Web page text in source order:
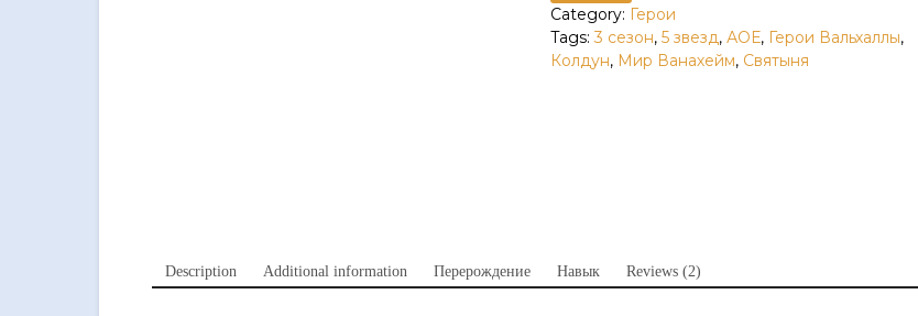
Category: Герои
Tags: 3 сезон, 5 звезд, АОЕ, Герои Вальхаллы,
Колдун, Мир Ванахейм, Святыня
Description Additional information Перерождение Навык Reviews (2)